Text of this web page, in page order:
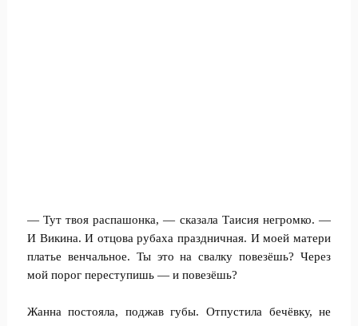
— Тут твоя распашонка, — сказала Таисия негромко. —
И Викина. И отцова рубаха праздничная. И моей матери
платье венчальное. Ты это на свалку повезёшь? Через
мой порог переступишь — и повезёшь?
Жанна постояла, поджав губы. Отпустила бечёвку, не